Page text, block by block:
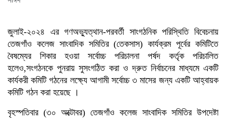
ত্রয়োদশ জাতীয় সংসদ নির্বাচনের
বিজয়ে তারেক রহমানকে অভিনন্দন
নেপালের প্রধানমন্ত্রীর
জুলাই-২০২৪ এর গণঅভ্যুত্থান-পরবর্তী সাংগঠনিক পরিস্থিতি বিবেচনায়
তেজগাঁও কলেজ সাংবাদিক সমিতির (তেকসাস) কার্যক্রম পূর্বের কমিটিতে
বৈষম্যের শিকার হওয়া সর্বোচ্চ পরিচালনা পর্ষদ কর্তৃক পরিচালিত
হলেও,সংগঠনকে পুনরায় সুসংগঠিত করা ও দ্রুত নির্বাচনের মাধ্যমে একটি
কার্যকরী কমিটি গঠনের লক্ষ্যে আগামী সর্বোচ্চ ৩ মাসের জন্য একটি আহ্বায়ক
কমিটি গঠন করা হয়েছে ।
বৃহস্পতিবার (৩০ অক্টোবর) তেজগাঁও কলেজ সাংবাদিক সমিতির উপদেষ্টা